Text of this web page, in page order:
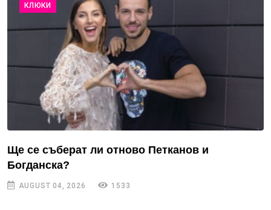
КЛЮКИ
Ще се съберат ли отново Петканов и
Богданска?
AUGUST 04, 2026 1533